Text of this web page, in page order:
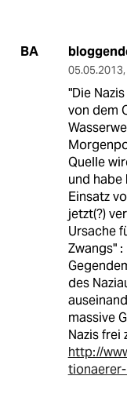
BA
05.05.2013,
"Die
von dem
Quelle
und habe
Einsatz
jetzt(?)
Ursache
Zwangs"
des
massive
Nazis frei
http://